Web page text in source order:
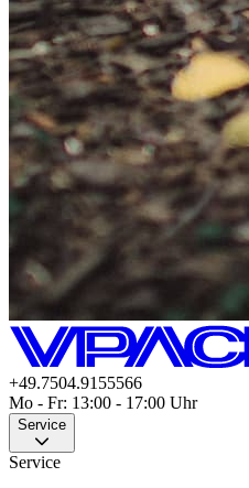
+49.7504.9155566
Mo - Fr: 13:00 - 17:00 Uhr
Service
Service